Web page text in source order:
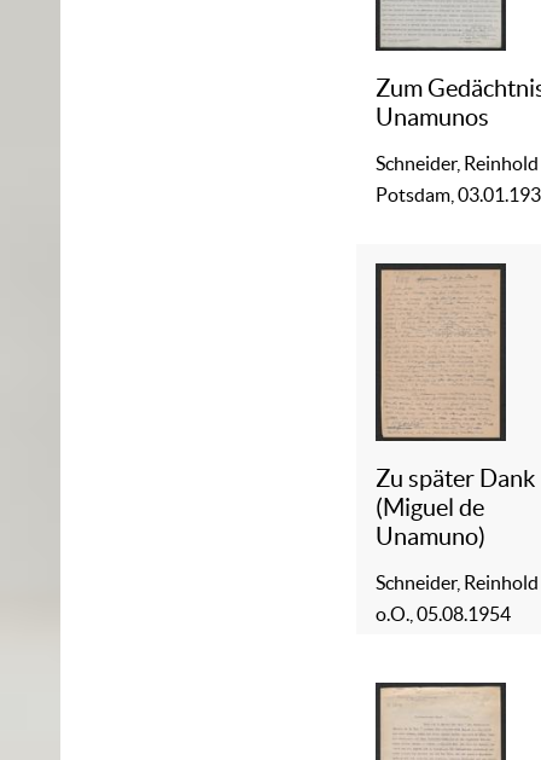
Zum
Unamunos
Schneider, Reinhold
Potsdam,
Zu später Dank
(Miguel de
Unamuno)
Schneider, Reinhold
o.O., 05.08.1954